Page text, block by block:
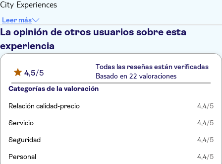
City Experiences
Leer más
La opinión de otros usuarios sobre esta
experiencia
4,5/5
Todas las reseñas están verificadas
Basado en 22 valoraciones
Categorías de la valoración
Relación calidad-precio 4,4/5
Servicio 4,4/5
Seguridad 4,4/5
Personal 4,4/5